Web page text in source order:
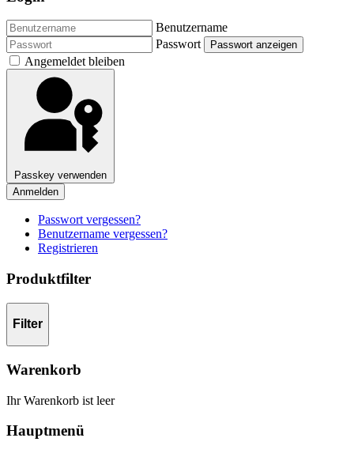
Benutzername
Passwort
Passwort anzeigen
Angemeldet bleiben
Passkey verwenden
Anmelden
Passwort vergessen?
Benutzername vergessen?
Registrieren
Produktfilter
Filter
Warenkorb
Ihr Warenkorb ist leer
Hauptmenü